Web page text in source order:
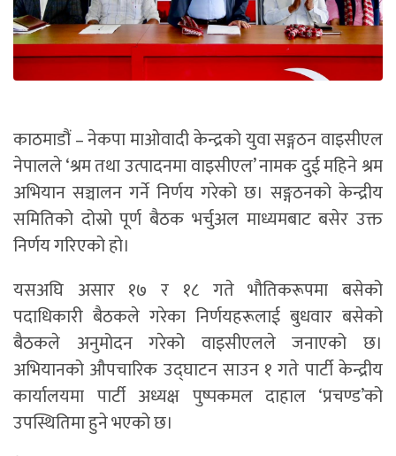
काठमाडौं – नेकपा माओवादी केन्द्रको युवा सङ्गठन वाइसीएल
नेपालले ‘श्रम तथा उत्पादनमा वाइसीएल’ नामक दुई महिने श्रम
अभियान सञ्चालन गर्ने निर्णय गरेको छ। सङ्गठनको केन्द्रीय
समितिको दोस्रो पूर्ण बैठक भर्चुअल माध्यमबाट बसेर उक्त
निर्णय गरिएको हो।
यसअघि असार १७ र १८ गते भौतिकरूपमा बसेको
पदाधिकारी बैठकले गरेका निर्णयहरूलाई बुधवार बसेको
बैठकले अनुमोदन गरेको वाइसीएलले जनाएको छ।
अभियानको औपचारिक उद्घाटन साउन १ गते पार्टी केन्द्रीय
कार्यालयमा पार्टी अध्यक्ष पुष्पकमल दाहाल ‘प्रचण्ड’को
उपस्थितिमा हुने भएको छ।